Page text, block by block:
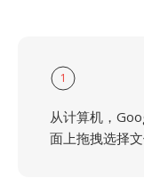
1
从计算机，
面上拖拽选择